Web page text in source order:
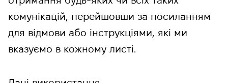
комунікацій, перейшовши за посиланням
для відмови або інструкціями, які ми
вказуємо в кожному листі.